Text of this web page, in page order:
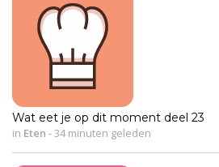
Wat eet je op dit moment deel 23
in Eten -34 minuten geleden